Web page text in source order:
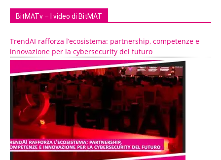
BitMATv – I video di BitMAT
TrendAI rafforza l’ecosistema: partnership, competenze e
innovazione per la cybersecurity del futuro